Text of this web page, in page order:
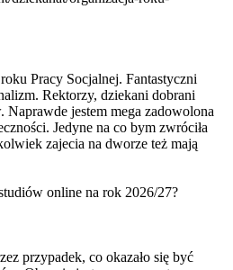
Pracy Socjalnej. Fantastyczni
Rektorzy, dziekani dobrani
jestem mega zadowolona
Jedyne na co bym zwróciła
zajecia na dworze też mają
online na rok 2026/27?
przypadek, co okazało się być